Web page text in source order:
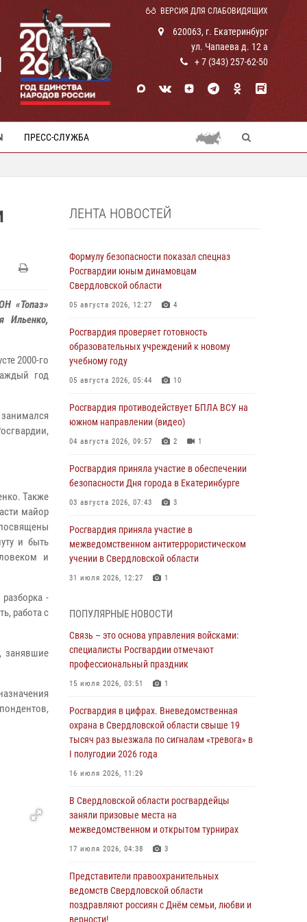
ВЕРСИЯ ДЛЯ СЛАБОВИДЯЩИХ
620063, г. Екатеринбург
ул. Чапаева д. 12 а
+ 7 (343) 257-62-50
ПРЕСС-СЛУЖБА
«Топаз»
Ильенко,
2000-го
год
Также
майор
и быть
и
-
работа с
занявшие
ЛЕНТА НОВОСТЕЙ
Формулу безопасности показал спецназ
Росгвардии юным динамовцам
Свердловской области
05 августа 2026, 12:27 4
Росгвардия проверяет готовность
образовательных учреждений к новому
учебному году
05 августа 2026, 05:44 10
Росгвардия противодействует БПЛА ВСУ на
южном направлении (видео)
04 августа 2026, 09:57 2 1
Росгвардия приняла участие в обеспечении
безопасности Дня города в Екатеринбурге
03 августа 2026, 07:43 3
Росгвардия приняла участие в
межведомственном антитеррористическом
учении в Свердловской области
31 июля 2026, 12:27 1
граждан на южном направлении
31 июля 2026, 06:56 1
Представитель Управления Росгвардии по
Свердловской области рассказал об итогах
телекомпании «Телекон»
30 июля 2026, 11:33 1
В Свердловской области росгвардейцы стали
призерами спартакиады «Динамо» памяти
29 июля 2026, 12:30 6
Православные священники поддержали
росгвардейцев в зоне СВО
Свердловские росгвардейцы завоевали
медали на окружном чемпионате по
ПОПУЛЯРНЫЕ НОВОСТИ
Связь – это основа управления войсками:
специалисты Росгвардии отмечают
профессиональный праздник
15 июля 2026, 03:51 1
Росгвардия в цифрах. Вневедомственная
охрана в Свердловской области свыше 19
тысяч раз выезжала по сигналам «тревога» в
I полугодии 2026 года
16 июля 2026, 11:29
В Свердловской области росгвардейцы
заняли призовые места на
межведомственном и открытом турнирах
17 июля 2026, 04:38 3
Представители правоохранительных
ведомств Свердловской области
поздравляют россиян с Днём семьи, любви и
верности!